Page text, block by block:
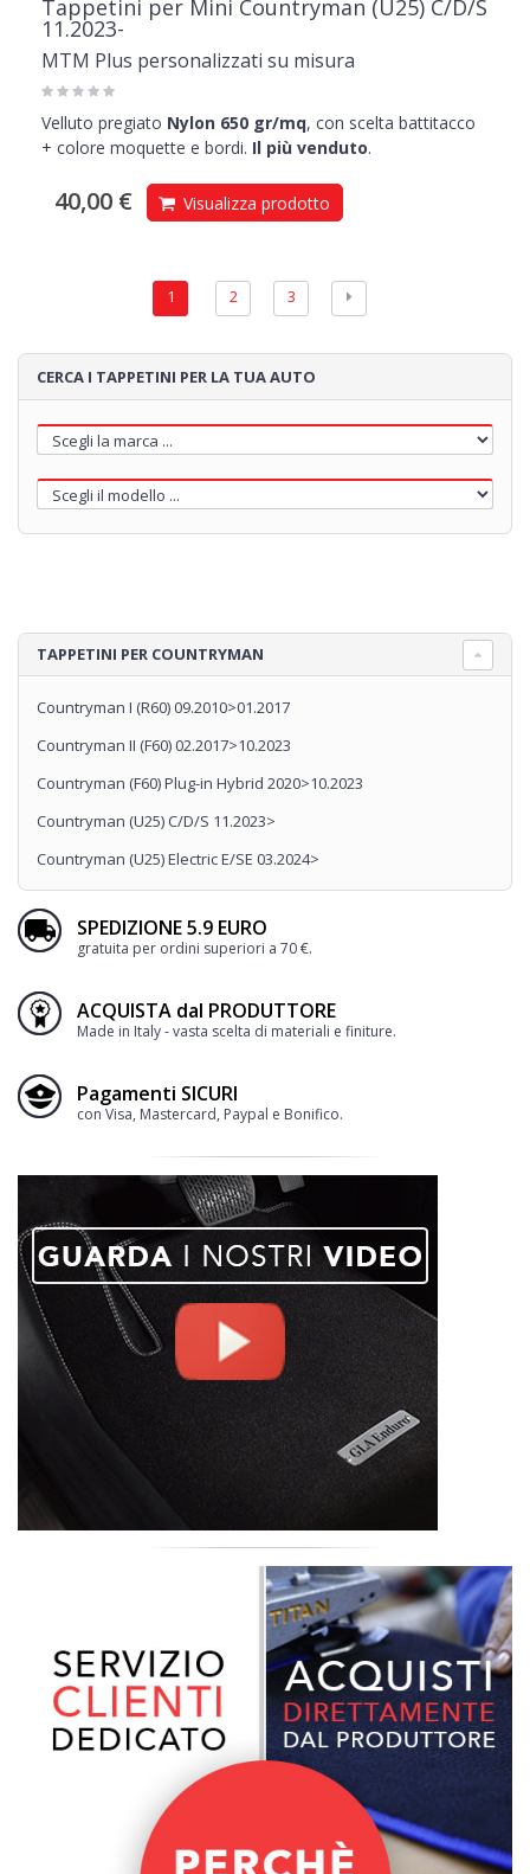
Tappetini per Mini Countryman (U25) C/D/S
11.2023-
MTM Plus personalizzati su misura
Velluto pregiato Nylon 650 gr/mq, con scelta battitacco
+ colore moquette e bordi. Il più venduto.
40,00 € Visualizza prodotto
1 2 3
CERCA I TAPPETINI PER LA TUA AUTO
TAPPETINI PER COUNTRYMAN
Countryman I (R60) 09.2010>01.2017
Countryman II (F60) 02.2017>10.2023
Countryman (F60) Plug-in Hybrid 2020>10.2023
Countryman (U25) C/D/S 11.2023>
Countryman (U25) Electric E/SE 03.2024>
SPEDIZIONE 5.9 EURO
gratuita per ordini superiori a 70 €.
ACQUISTA dal PRODUTTORE
Made in Italy - vasta scelta di materiali e finiture.
Pagamenti SICURI
con Visa, Mastercard, Paypal e Bonifico.